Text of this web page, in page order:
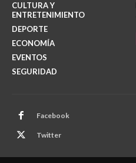
CULTURA Y
ENTRETENIMIENTO
DEPORTE
ECONOMÍA
EVENTOS
SEGURIDAD
Facebook
Twitter